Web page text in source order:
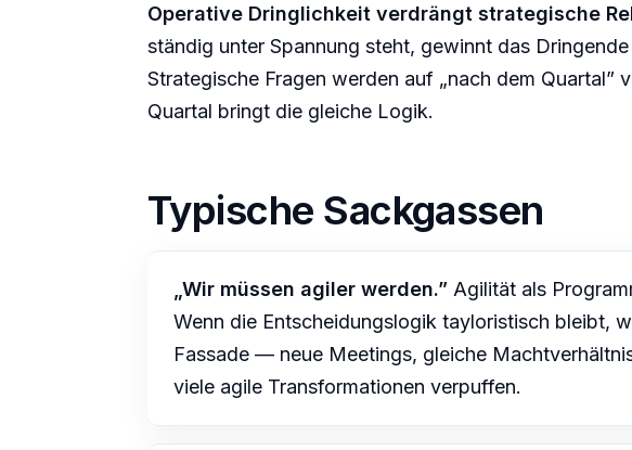
Operative Dringlichkeit verdrängt strategische
ständig unter Spannung steht, gewinnt das
Strategische Fragen werden auf „nach dem
Quartal bringt die gleiche Logik.
Typische Sackgassen
„Wir müssen agiler werden.” Agilität als
Wenn die Entscheidungslogik tayloristisch bleibt,
Fassade — neue Meetings, gleiche
viele agile Transformationen verpuffen.